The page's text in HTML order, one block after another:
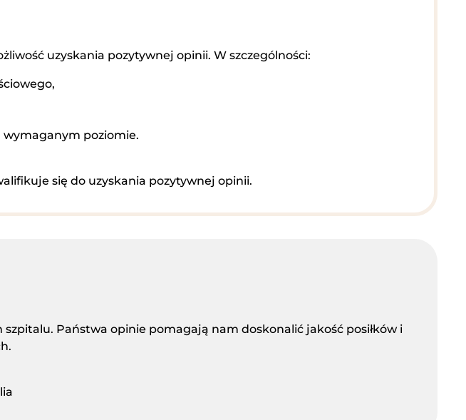
uzyskania pozytywnej opinii. W szczególności:
wymaganym poziomie.
się do uzyskania pozytywnej opinii.
Państwa opinie pomagają nam doskonalić jakość posiłków i